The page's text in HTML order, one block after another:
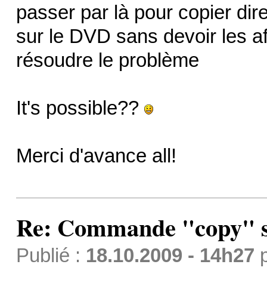
passer par là pour copier
sur le DVD sans devoir les
résoudre le problème
It's possible??
Merci d'avance all!
Re: Commande "copy"
Publié : 18.10.2009 - 14h27